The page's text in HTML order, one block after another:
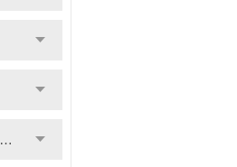
全自动润滑脂宽温度范围滴点测定仪